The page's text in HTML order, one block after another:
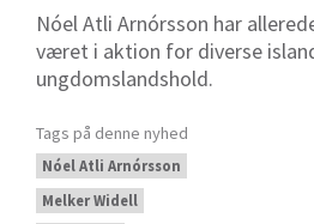
Nóel Atli Arnórsson har
været i aktion for diverse
ungdomslandshold.
Tags på denne nyhed
Nóel Atli Arnórsson
Melker Widell